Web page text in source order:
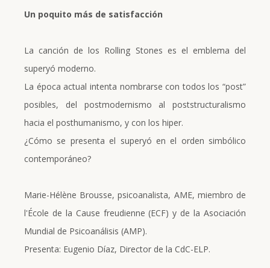
Un poquito más de satisfacción
La canción de los Rolling Stones es el emblema del
superyó moderno.
La época actual intenta nombrarse con todos los “post”
posibles, del postmodernismo al poststructuralismo
hacia el posthumanismo, y con los hiper.
¿Cómo se presenta el superyó en el orden simbólico
contemporáneo?
Marie-Hélène Brousse, psicoanalista, AME, miembro de
l'École de la Cause freudienne (ECF) y de la Asociación
Mundial de Psicoanálisis (AMP).
Presenta: Eugenio Díaz, Director de la CdC-ELP.